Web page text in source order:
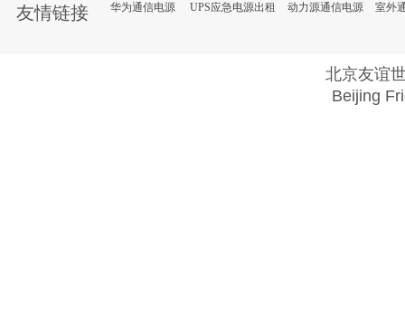
友情链接 华为通信电源 室外
动力源通信电源
UPS应急电源出租
北京友谊
Beijing